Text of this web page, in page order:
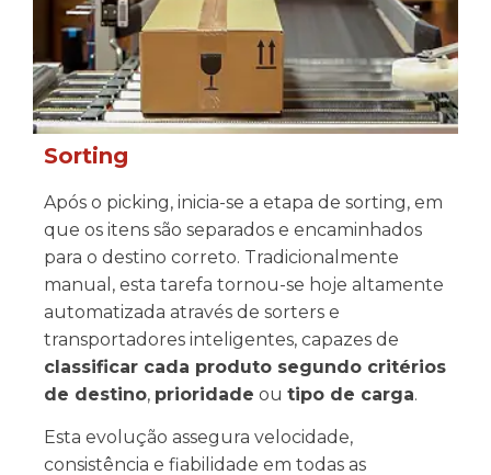
Sorting
Após o picking, inicia-se a etapa de sorting, em
que os itens são separados e encaminhados
para o destino correto. Tradicionalmente
manual, esta tarefa tornou-se hoje altamente
automatizada através de sorters e
transportadores inteligentes, capazes de
classificar cada produto segundo critérios
de destino, prioridade ou tipo de carga.
Esta evolução assegura velocidade,
consistência e fiabilidade em todas as